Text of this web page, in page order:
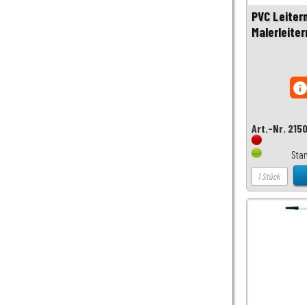
PVC
Art.-Nr.